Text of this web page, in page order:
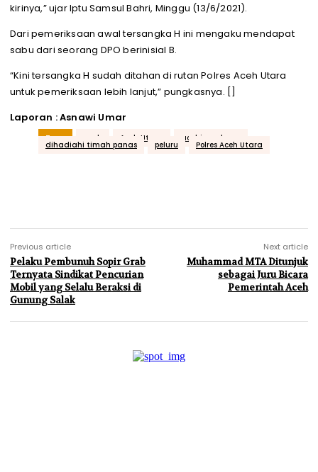
kirinya,” ujar Iptu Samsul Bahri, Minggu (13/6/2021).
Dari pemeriksaan awal tersangka H ini mengaku mendapat
sabu dari seorang DPO berinisial B.
“Kini tersangka H sudah ditahan di rutan Polres Aceh Utara
untuk pemeriksaan lebih lanjut,” pungkasnya. []
Laporan : Asnawi Umar
Tags aceh Aceh Utara acehjurnal.com
dihadiahi timah panas peluru Polres Aceh Utara
Previous article
Pelaku Pembunuh Sopir Grab
Ternyata Sindikat Pencurian
Mobil yang Selalu Beraksi di
Gunung Salak
Next article
Muhammad MTA Ditunjuk
sebagai Juru Bicara
Pemerintah Aceh